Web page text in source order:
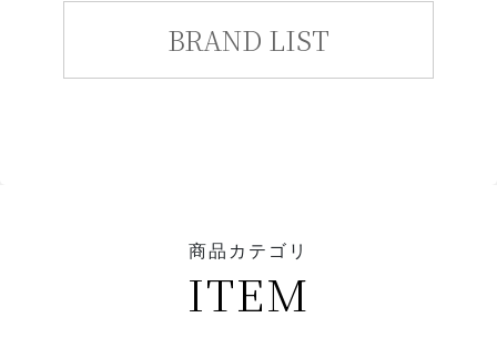
BRAND LIST
商品カテゴリ
ITEM